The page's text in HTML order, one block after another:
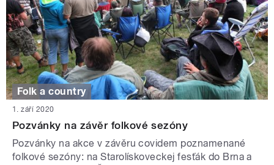
Folk a country
1. září 2020
Pozvánky na závěr folkové sezóny
Pozvánky na akce v závěru covidem poznamenané
folkové sezóny: na Starolískoveckej fesťák do Brna a